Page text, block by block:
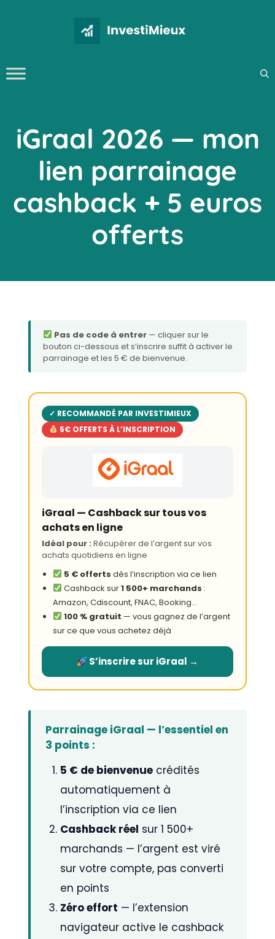
iGraal 2026 — mon
lien parrainage
cashback + 5 euros
offerts
Pas de code à entrer— cliquer sur le
bouton ci-dessous et s’inscrire suffit à activer le
parrainage et les 5 € de bienvenue.
✓ RECOMMANDÉ PAR INVESTIMIEUX
5€ OFFERTS À L’INSCRIPTION
iGraal — Cashback sur tous vos
achats en ligne
Idéal pour : Récupérer de l’argent sur vos
achats quotidiens en ligne
5 € offerts dès l’inscription via ce lien
Cashback sur1 500+ marchands :
Amazon, Cdiscount, FNAC, Booking…
100 % gratuit — vous gagnez de l’argent
sur ce que vous achetez déjà
S’inscrire sur iGraal →
Parrainage iGraal — l’essentiel en
3 points :
5 € de bienvenue crédités
automatiquement à
l’inscription via ce lien
Cashback réel sur 1 500+
marchands — l’argent est viré
sur votre compte, pas converti
en points
Zéro effort — l’extension
navigateur active le cashback